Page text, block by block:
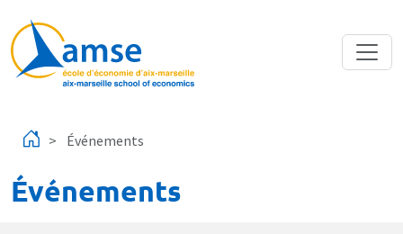
Événements
Événements